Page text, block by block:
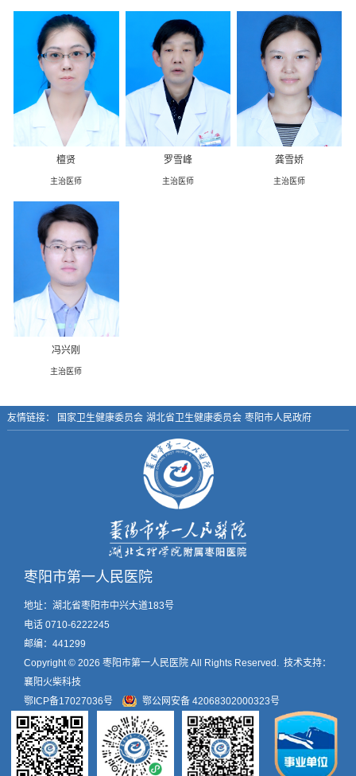
檀贤
主治医师
罗雪峰
主治医师
龚雪娇
主治医师
冯兴刚
主治医师
友情链接： 国家卫生健康委员会 湖北省卫生健康委员会 枣阳市人民政府
枣阳市第一人民医院
地址：湖北省枣阳市中兴大道183号
电话 0710-6222245
邮编：441299
Copyright © 2026枣阳市第一人民医院 All Rights Reserved. 技术支持：
襄阳火柴科技
鄂ICP备17027036号
鄂公网安备 42068302000323号